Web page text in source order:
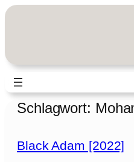
Zum
Schlagwort:
Black Adam [2022]